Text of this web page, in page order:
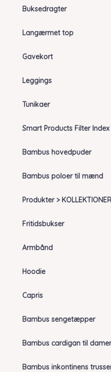
Buksedragter
Langærmet top
Gavekort
Leggings
Tunikaer
Smart Products Filter
Bambus hovedpuder
Bambus poloer til mænd
Produkter >
Fritidsbukser
Armbånd
Hoodie
Capris
Bambus sengetæpper
Bambus cardigan til damer
Bambus inkontinens